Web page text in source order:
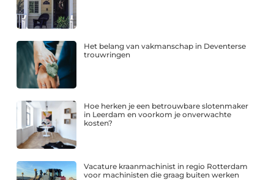
Het belang van vakmanschap in Deventerse
trouwringen
Hoe herken je een betrouwbare slotenmaker
in Leerdam en voorkom je onverwachte
kosten?
Vacature kraanmachinist in regio Rotterdam
voor machinisten die graag buiten werken